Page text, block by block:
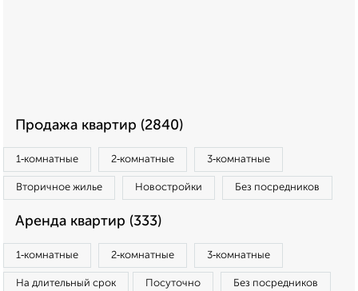
Продажа квартир (2840)
1‑комнатные 2‑комнатные 3‑комнатные
Вторичное жилье Новостройки Без посредников
Аренда квартир (333)
1‑комнатные 2‑комнатные 3‑комнатные
На длительный срок Посуточно Без посредников